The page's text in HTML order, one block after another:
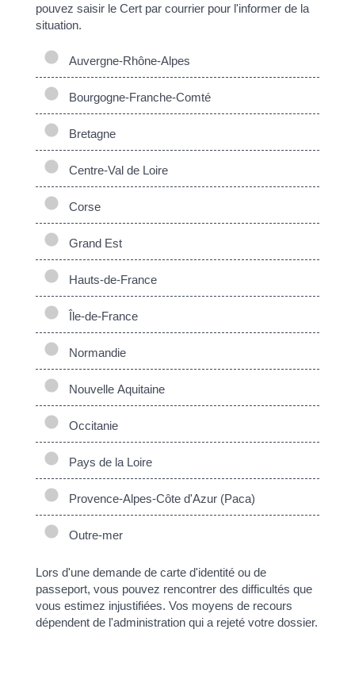
pouvez saisir le Cert par courrier pour l'informer de la
situation.
Auvergne-Rhône-Alpes
Bourgogne-Franche-Comté
Bretagne
Centre-Val de Loire
Corse
Grand Est
Hauts-de-France
Île-de-France
Normandie
Nouvelle Aquitaine
Occitanie
Pays de la Loire
Provence-Alpes-Côte d'Azur (Paca)
Outre-mer
Lors d'une demande de carte d'identité ou de
passeport, vous pouvez rencontrer des difficultés que
vous estimez injustifiées. Vos moyens de recours
dépendent de l'administration qui a rejeté votre dossier.